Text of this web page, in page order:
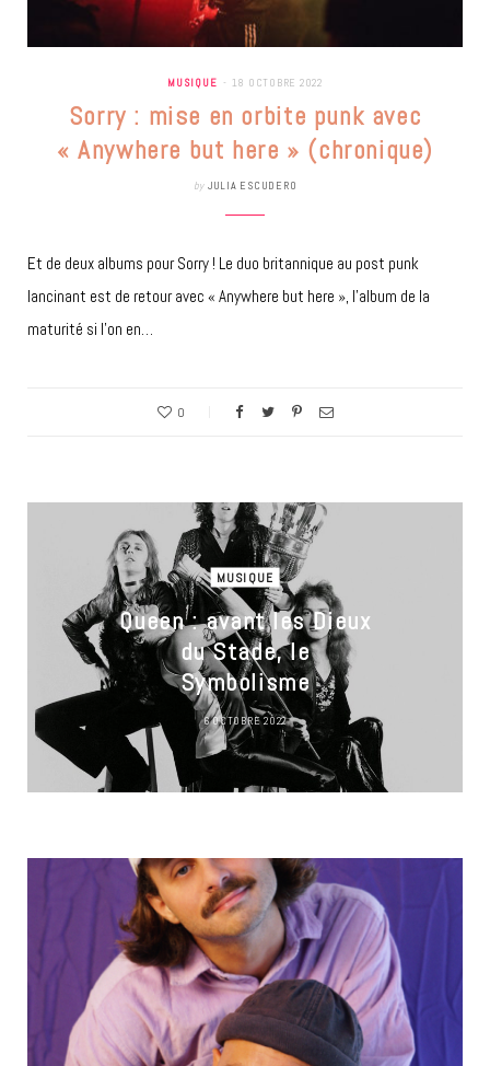
MUSIQUE 18 OCTOBRE 2022
Sorry : mise en orbite punk avec
« Anywhere but here » (chronique)
by JULIA ESCUDERO
Et de deux albums pour Sorry ! Le duo britannique au post punk
lancinant est de retour avec « Anywhere but here », l’album de la
maturité si l’on en…
0
MUSIQUE
Queen : avant les Dieux
du Stade, le
Symbolisme
6 OCTOBRE 2022